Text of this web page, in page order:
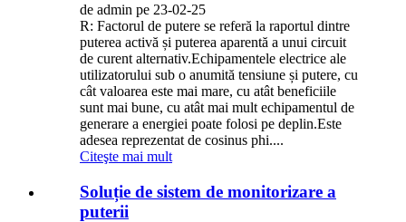
de admin pe 23-02-25
R: Factorul de putere se referă la raportul dintre
puterea activă și puterea aparentă a unui circuit
de curent alternativ.Echipamentele electrice ale
utilizatorului sub o anumită tensiune și putere, cu
cât valoarea este mai mare, cu atât beneficiile
sunt mai bune, cu atât mai mult echipamentul de
generare a energiei poate folosi pe deplin.Este
adesea reprezentat de cosinus phi....
Citeşte mai mult
Soluție de sistem de monitorizare a
puterii